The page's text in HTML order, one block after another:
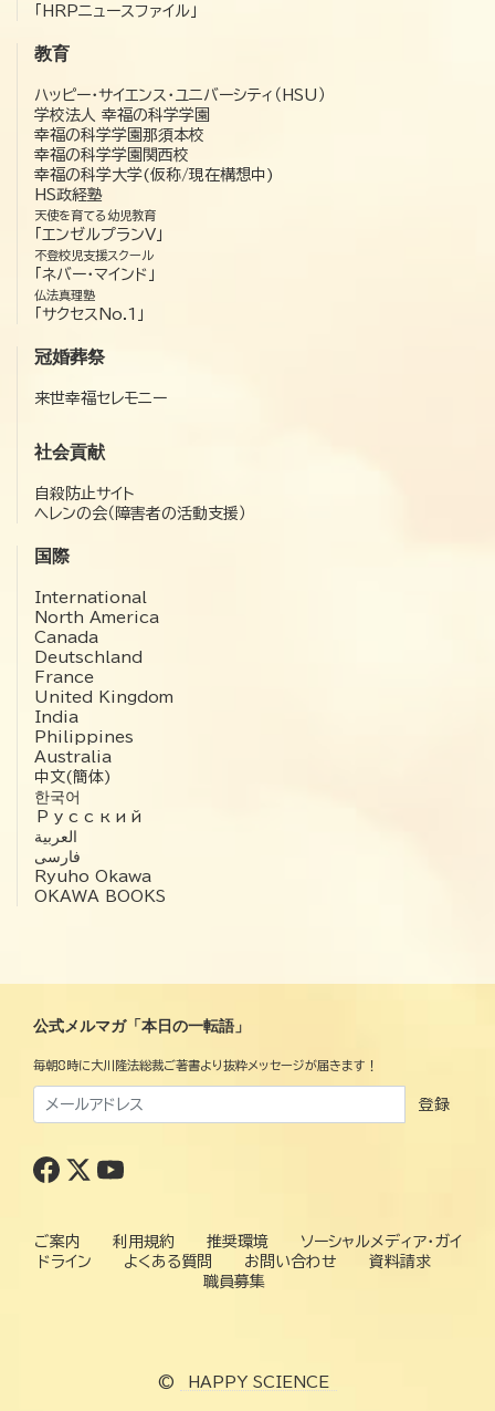
「HRPニュースファイル」
教育
ハッピー・サイエンス・ユニバーシティ（HSU）
学校法人 幸福の科学学園
幸福の科学学園那須本校
幸福の科学学園関西校
幸福の科学大学(仮称/現在構想中)
HS政経塾
天使を育てる幼児教育
「エンゼルプランV」
不登校児支援スクール
「ネバー・マインド」
仏法真理塾
「サクセスNo.1」
冠婚葬祭
来世幸福セレモニー
社会貢献
自殺防止サイト
ヘレンの会（障害者の活動支援）
国際
International
North America
Canada
Deutschland
France
United Kingdom
India
Philippines
Australia
中文(簡体)
한국어
Русский
العربية‏
فارسی
Ryuho Okawa
OKAWA BOOKS
公式メルマガ「本日の一転語」
毎朝8時に大川隆法総裁ご著書より抜粋メッセージが届きます！
登録
ご案内 利用規約 推奨環境
ソーシャルメディア・ガイ
ドライン
よくある質問 お問い合わせ
資料請求
職員募集
© HAPPY SCIENCE